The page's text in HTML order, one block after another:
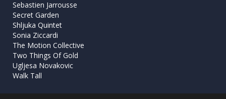
Sebastien Jarrousse
Secret Garden
Shljuka Quintet
Sonia Ziccardi
The Motion Collective
Two Things Of Gold
Ugljesa Novakovic
Walk Tall